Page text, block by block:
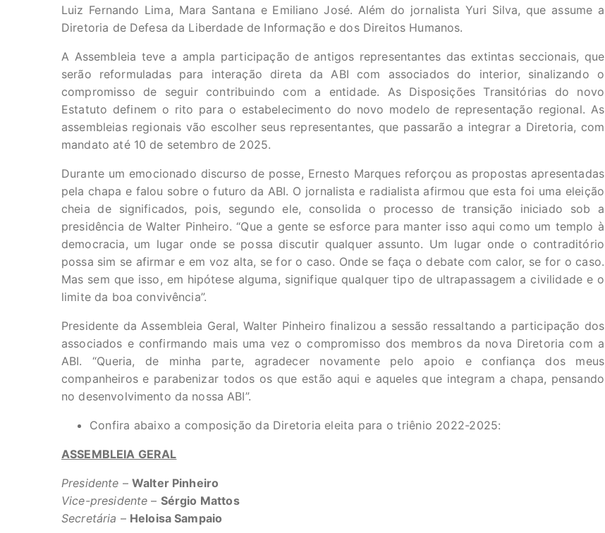
Luiz Fernando Lima, Mara Santana e Emiliano José. Além do jornalista Yuri Silva, que assume a
Diretoria de Defesa da Liberdade de Informação e dos Direitos Humanos.
A Assembleia teve a ampla participação de antigos representantes das extintas seccionais, que
serão reformuladas para interação direta da ABI com associados do interior, sinalizando o
compromisso de seguir contribuindo com a entidade. As Disposições Transitórias do novo
Estatuto definem o rito para o estabelecimento do novo modelo de representação regional. As
assembleias regionais vão escolher seus representantes, que passarão a integrar a Diretoria, com
mandato até 10 de setembro de 2025.
Durante um emocionado discurso de posse, Ernesto Marques reforçou as propostas apresentadas
pela chapa e falou sobre o futuro da ABI. O jornalista e radialista afirmou que esta foi uma eleição
cheia de significados, pois, segundo ele, consolida o processo de transição iniciado sob a
presidência de Walter Pinheiro. “Que a gente se esforce para manter isso aqui como um templo à
democracia, um lugar onde se possa discutir qualquer assunto. Um lugar onde o contraditório
possa sim se afirmar e em voz alta, se for o caso. Onde se faça o debate com calor, se for o caso.
Mas sem que isso, em hipótese alguma, signifique qualquer tipo de ultrapassagem a civilidade e o
limite da boa convivência”.
Presidente da Assembleia Geral, Walter Pinheiro finalizou a sessão ressaltando a participação dos
associados e confirmando mais uma vez o compromisso dos membros da nova Diretoria com a
ABI. “Queria, de minha parte, agradecer novamente pelo apoio e confiança dos meus
companheiros e parabenizar todos os que estão aqui e aqueles que integram a chapa, pensando
no desenvolvimento da nossa ABI”.
Confira abaixo a composição da Diretoria eleita para o triênio 2022-2025:
ASSEMBLEIA GERAL
Presidente – Walter Pinheiro
Vice-presidente – Sérgio Mattos
Secretária – Heloisa Sampaio